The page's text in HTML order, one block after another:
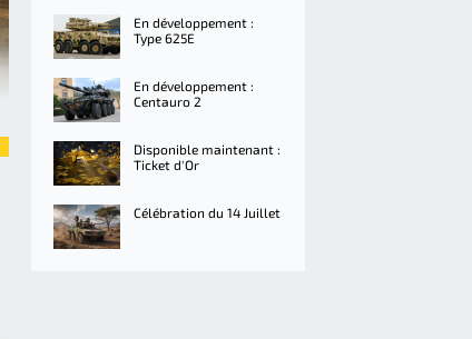
En développement :
Type 625E
En développement :
Centauro 2
Disponible maintenant :
Ticket d'Or
Célébration du 14 Juillet